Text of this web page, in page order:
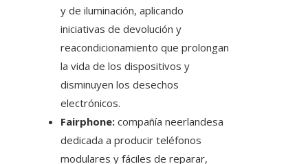
y de iluminación, aplicando
iniciativas de devolución y
reacondicionamiento que prolongan
la vida de los dispositivos y
disminuyen los desechos
electrónicos.
Fairphone: compañía neerlandesa
dedicada a producir teléfonos
modulares y fáciles de reparar,